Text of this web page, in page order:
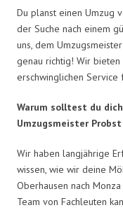
Du planst einen Umzug
der Suche nach einem
uns, dem
genau richtig! Wir
erschwinglichen Service
Warum solltest du
Umzugsmeister
Wir haben langjährige
wissen, wie wir deine
Oberhausen nach
Team von Fachleuten